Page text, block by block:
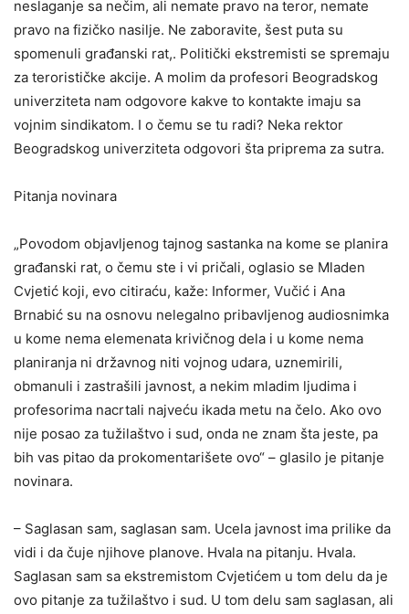
neslaganje sa nečim, ali nemate pravo na teror, nemate
pravo na fizičko nasilje. Ne zaboravite, šest puta su
spomenuli građanski rat,. Politički ekstremisti se spremaju
za terorističke akcije. A molim da profesori Beogradskog
univerziteta nam odgovore kakve to kontakte imaju sa
vojnim sindikatom. I o čemu se tu radi? Neka rektor
Beogradskog univerziteta odgovori šta priprema za sutra.
Pitanja novinara
„Povodom objavljenog tajnog sastanka na kome se planira
građanski rat, o čemu ste i vi pričali, oglasio se Mladen
Cvjetić koji, evo citiraću, kaže: Informer, Vučić i Ana
Brnabić su na osnovu nelegalno pribavljenog audiosnimka
u kome nema elemenata krivičnog dela i u kome nema
planiranja ni državnog niti vojnog udara, uznemirili,
obmanuli i zastrašili javnost, a nekim mladim ljudima i
profesorima nacrtali najveću ikada metu na čelo. Ako ovo
nije posao za tužilaštvo i sud, onda ne znam šta jeste, pa
bih vas pitao da prokomentarišete ovo“ – glasilo je pitanje
novinara.
– Saglasan sam, saglasan sam. Ucela javnost ima prilike da
vidi i da čuje njihove planove. Hvala na pitanju. Hvala.
Saglasan sam sa ekstremistom Cvjetićem u tom delu da je
ovo pitanje za tužilaštvo i sud. U tom delu sam saglasan, ali